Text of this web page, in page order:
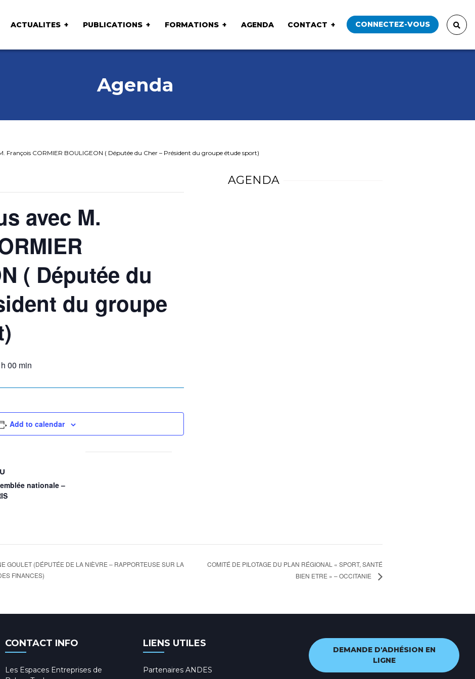
ACTUALITES PUBLICATIONS FORMATIONS AGENDA CONTACT CONNECTEZ-VOUS
Agenda
François CORMIER BOULIGEON ( Députée du Cher – Président du groupe étude sport)
avec M.
( Députée du
du groupe
00 min
Add to calendar
nationale –
AGENDA
GOULET (DÉPUTÉE DE LA NIÈVRE – RAPPORTEUSE SUR LA
FINANCES)
COMITÉ DE PILOTAGE DU PLAN RÉGIONAL « SPORT, SANTÉ
BIEN ETRE » – OCCITANIE
CONTACT INFO
Les Espaces Entreprises de
LIENS UTILES
Partenaires ANDES
DEMANDE D'ADHÉSION EN
LIGNE